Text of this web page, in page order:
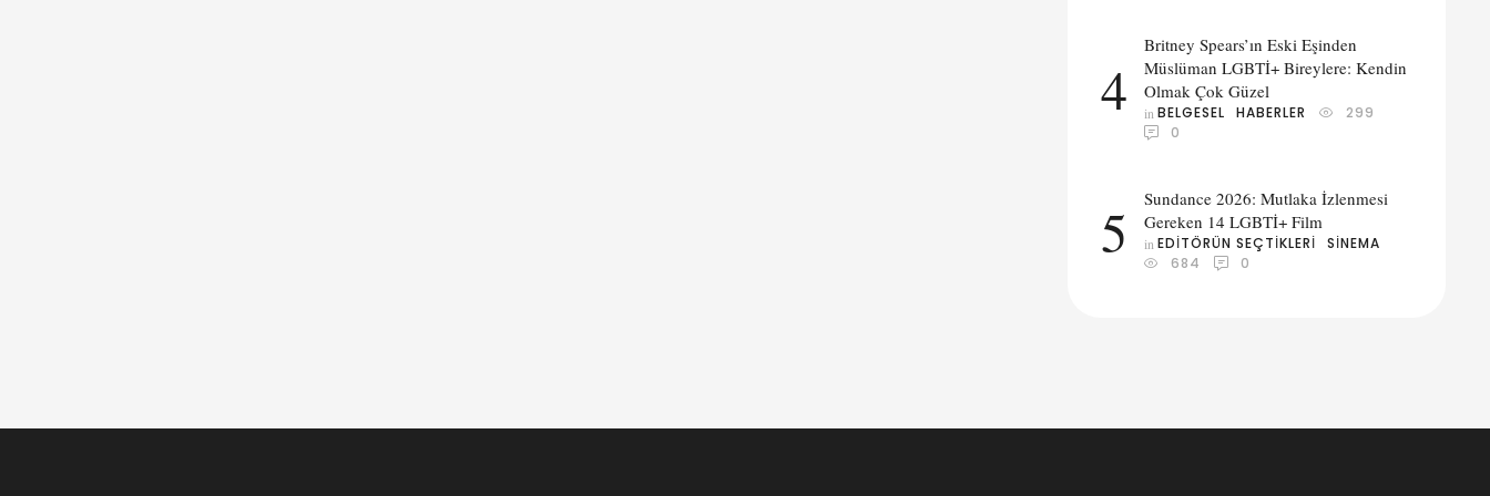
4
Britney Spears’ın Eski Eşinden
Müslüman LGBTİ+ Bireylere: Kendin
Olmak Çok Güzel
in BELGESEL HABERLER
299
0
5
Sundance 2026: Mutlaka İzlenmesi
Gereken 14 LGBTİ+ Film
in EDITÖRÜN SEÇTIKLERI
SINEMA
684
0